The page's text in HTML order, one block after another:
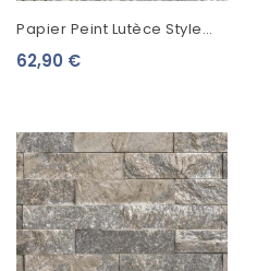
Papier Peint Lutèce Style
Cuisine 3 Faïence Beige
62,90 €